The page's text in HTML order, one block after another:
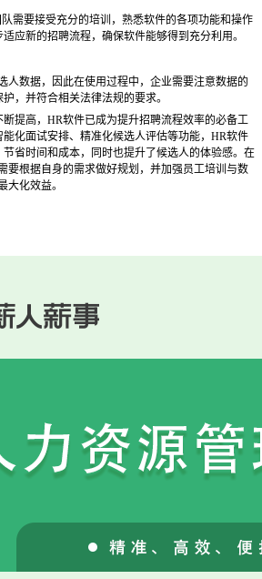
需要接受充分的培训，熟悉软件的各项功能和操作
应新的招聘流程，确保软件能够得到充分利用。
人数据，因此在使用过程中，企业需要注意数据的
，并符合相关法律法规的要求。
提高， HR软件已成为提升招聘流程效率的必备工
化面试安排、精准化候选人评估等功能，HR软件
省时间和成本，同时也提升了候选人的体验感。在
要根据自身的需求做好规划，并加强员工培训与数
大化效益。